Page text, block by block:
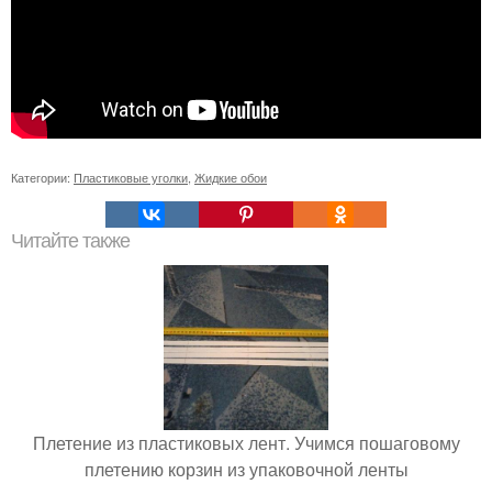
Категории: Пластиковые уголки Жидкие обои
Читайте также
Плетение из пластиковых лент. Учимся пошаговому
плетению корзин из упаковочной ленты